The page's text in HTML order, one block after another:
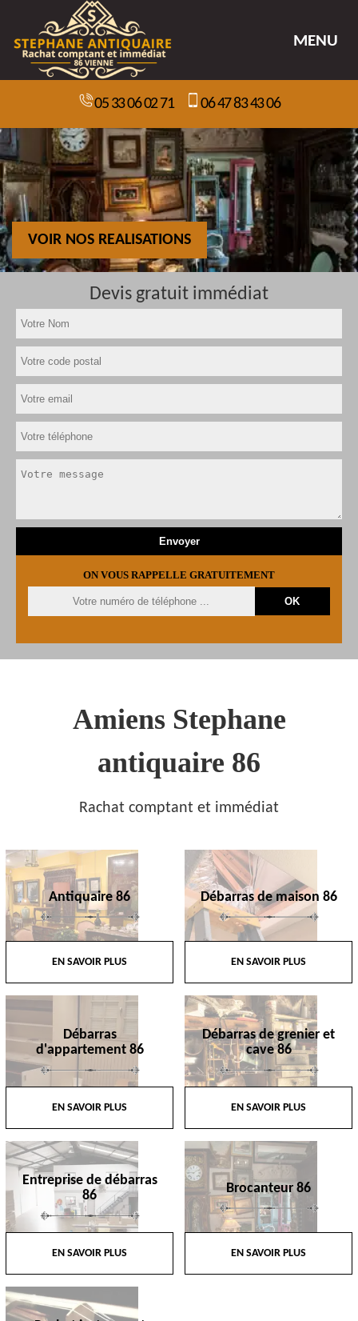
MENU
05 33 06 02 71 06 47 83 43 06
VOIR NOS REALISATIONS
Devis gratuit immédiat
ON VOUS RAPPELLE GRATUITEMENT
Amiens Stephane
antiquaire 86
Rachat comptant et immédiat
Antiquaire 86
EN SAVOIR PLUS
Débarras de maison 86
EN SAVOIR PLUS
Débarras
d'appartement 86
EN SAVOIR PLUS
Débarras de grenier et
cave 86
EN SAVOIR PLUS
Entreprise de débarras
86
EN SAVOIR PLUS
Brocanteur 86
EN SAVOIR PLUS